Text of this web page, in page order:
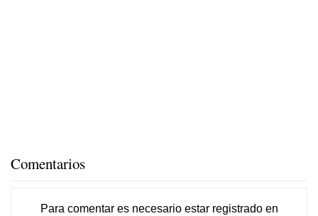
Comentarios
Para comentar es necesario estar registradoen